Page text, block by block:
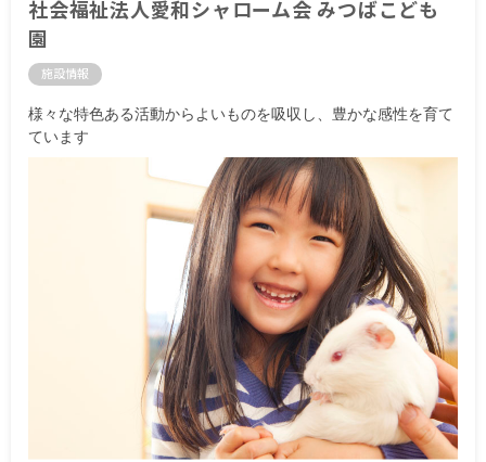
社会福祉法人愛和シャローム会 みつばこども
園
施設情報
様々な特色ある活動からよいものを吸収し、豊かな感性を育て
ています